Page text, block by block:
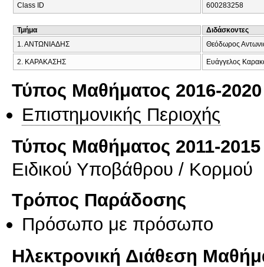
Class ID 600283258
Τμήμα
Διδάσκοντες
1. ΑΝΤΩΝΙΑΔΗΣ
Θεόδωρος
2. ΚΑΡΑΚΑΣΗΣ Ευάγγελος
Τύπος Μαθήματος 2016-2020
Επιστημονικής Περιοχής
Τύπος Μαθήματος 2011-2015
Ειδικού Υποβάθρου / Κορμού
Τρόπος Παράδοσης
Πρόσωπο με πρόσωπο
Ηλεκτρονική Διάθεση